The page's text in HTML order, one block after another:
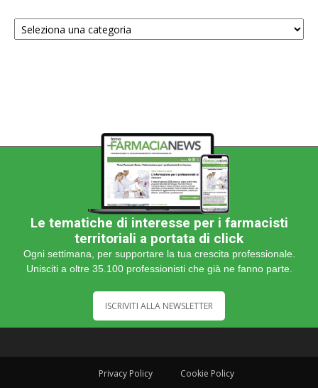
Scegli
una
Le tematiche di interesse per i farmacisti
territoriali a portata di click
Ogni settimana, per supportare la tua crescita professionale.
Unisciti a oltre 35.100 professionisti che già ne fanno parte.
ISCRIVITI ALLA NEWSLETTER
Privacy Policy Cookie Policy